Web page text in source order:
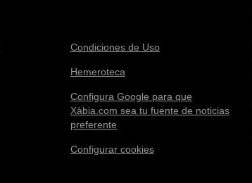
Condiciones de Uso
Hemeroteca
Configura Google para que
Xàbia.com sea tu fuente de noticias
preferente
Configurar cookies